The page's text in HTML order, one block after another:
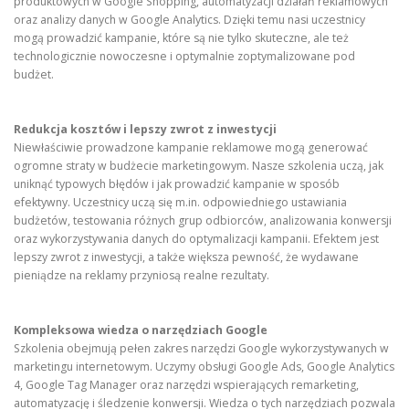
oraz analizy danych w Google Analytics. Dzięki temu nasi uczestnicy
mogą prowadzić kampanie, które są nie tylko skuteczne, ale też
technologicznie nowoczesne i optymalnie zoptymalizowane pod
budżet.
Redukcja kosztów i lepszy zwrot z inwestycji
Niewłaściwie prowadzone kampanie reklamowe mogą generować
ogromne straty w budżecie marketingowym. Nasze szkolenia uczą, jak
uniknąć typowych błędów i jak prowadzić kampanie w sposób
efektywny. Uczestnicy uczą się m.in. odpowiedniego ustawiania
budżetów, testowania różnych grup odbiorców, analizowania konwersji
oraz wykorzystywania danych do optymalizacji kampanii. Efektem jest
lepszy zwrot z inwestycji, a także większa pewność, że wydawane
pieniądze na reklamy przyniosą realne rezultaty.
Kompleksowa wiedza o narzędziach Google
Szkolenia obejmują pełen zakres narzędzi Google wykorzystywanych w
marketingu internetowym. Uczymy obsługi Google Ads, Google Analytics
4, Google Tag Manager oraz narzędzi wspierających remarketing,
automatyzację i śledzenie konwersji. Wiedza o tych narzędziach pozwala